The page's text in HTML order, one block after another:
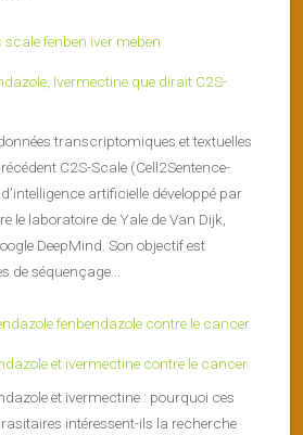
Ivermectine que dirait C2S-
transcriptomiques et textuelles
C2S-Scale (Cell2Sentence-
artificielle développé par
le laboratoire de Yale de Van Dijk,
DeepMind. Son objectif est
de séquençage...
et ivermectine contre le cancer
et ivermectine : pourquoi ces
intéressent-ils la recherche